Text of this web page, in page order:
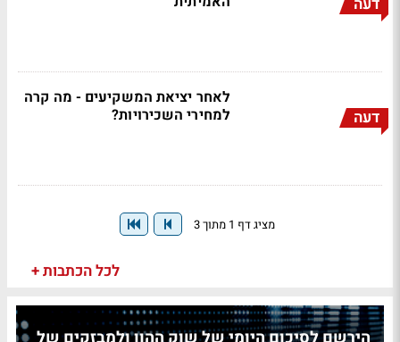
דעה
לאחר יציאת המשקיעים - מה קרה
למחירי השכירויות?
מציג דף 1 מתוך 3
לכל הכתבות +